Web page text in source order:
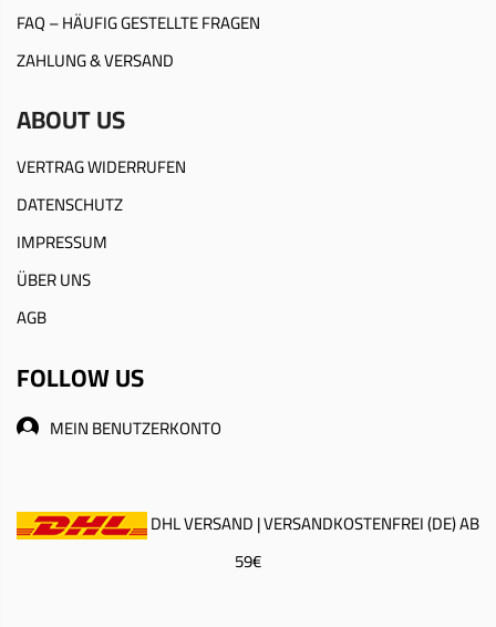
FAQ – HÄUFIG GESTELLTE FRAGEN
ZAHLUNG & VERSAND
ABOUT US
VERTRAG WIDERRUFEN
DATENSCHUTZ
IMPRESSUM
ÜBER UNS
AGB
FOLLOW US
MEIN BENUTZERKONTO
DHL VERSAND | VERSANDKOSTENFREI (DE) AB
59€